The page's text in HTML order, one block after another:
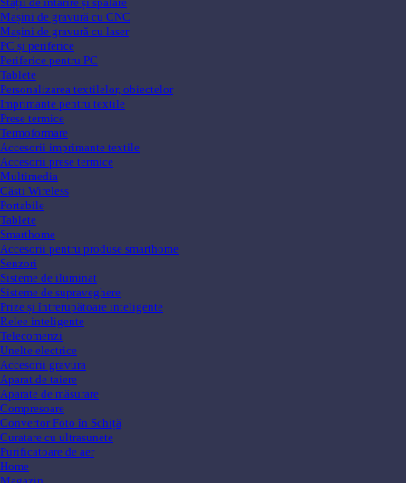
Mașini de gravură cu CNC
Mașini de gravură cu laser
PC și periferice
Periferice pentru PC
Tablete
Personalizarea textilelor, obiectelor
Imprimante pentru textile
Prese termice
Termoformare
Accesorii imprimante textile
Accesorii prese termice
Multimedia
Căsti Wireless
Portabile
Tablete
Smarthome
Accesorii pentru produse smarthome
Senzori
Sisteme de iluminat
Sisteme de supraveghere
Prize și întrerupătoare inteligente
Relee inteligente
Telecomenzi
Unelte electrice
Accesorii gravura
Aparat de taiere
Aparate de măsurare
Compresoare
Convertor Foto în Schiță
Curatare cu ultrasunete
Purificatoare de aer
Home